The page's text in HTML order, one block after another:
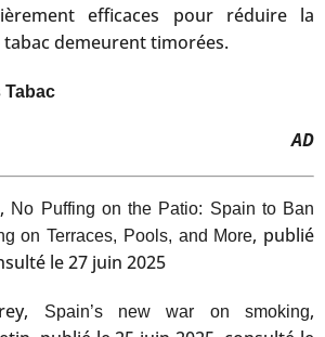
efficaces pour réduire la
demeurent timorées.
Tabac
AD
No Puffing on the Patio: Spain to Ban
on Terraces, Pools, and More, publié
le 27 juin 2025
Spain’s new war on smoking,